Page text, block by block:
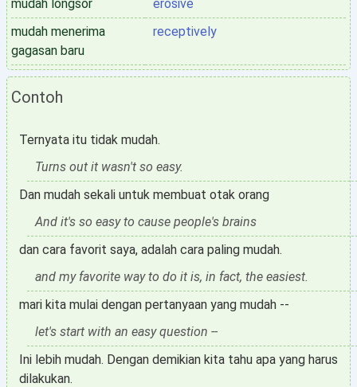
mudah longsor
erosive
mudah menerima
gagasan baru
receptively
Contoh
Ternyata itu tidak mudah.
Turns out it wasn't so easy.
Dan mudah sekali untuk membuat otak orang
And it's so easy to cause people's brains
dan cara favorit saya, adalah cara paling mudah.
and my favorite way to do it is, in fact, the easiest.
mari kita mulai dengan pertanyaan yang mudah --
let's start with an easy question --
Ini lebih mudah. Dengan demikian kita tahu apa yang harus
dilakukan.